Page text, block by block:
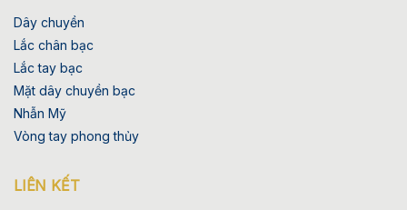
Dây chuyền
Lắc chân bạc
Lắc tay bạc
Mặt dây chuyền bạc
Nhẫn Mỹ
Vòng tay phong thủy
LIÊN KẾT